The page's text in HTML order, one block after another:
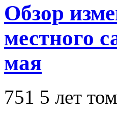
Обзор
местного
мая
751 5 лет